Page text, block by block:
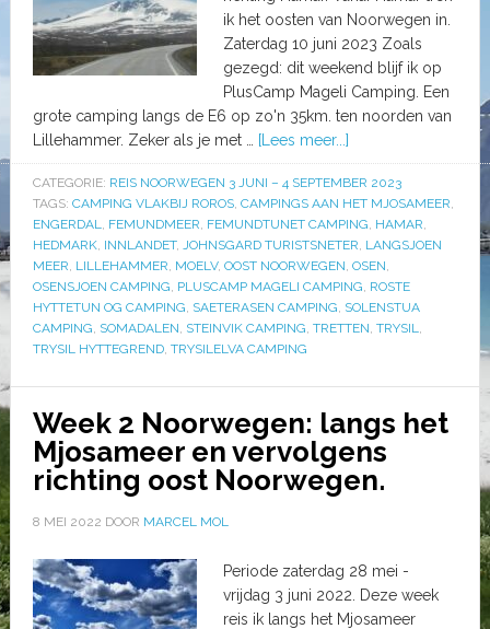
ik het oosten van Noorwegen in.
Zaterdag 10 juni 2023 Zoals
gezegd: dit weekend blijf ik op
PlusCamp Mageli Camping. Een
grote camping langs de E6 op zo'n 35km. ten noorden van
Lillehammer. Zeker als je met …
[Lees meer...]
CATEGORIE: REIS NOORWEGEN 3 JUNI – 4 SEPTEMBER 2023
TAGS: CAMPING VLAKBIJ ROROS, CAMPINGS AAN HET MJOSAMEER,
ENGERDAL, FEMUNDMEER, FEMUNDTUNET CAMPING, HAMAR,
HEDMARK, INNLANDET, JOHNSGARD TURISTSNETER, LANGSJOEN
MEER, LILLEHAMMER, MOELV, OOST NOORWEGEN, OSEN,
OSENSJOEN CAMPING, PLUSCAMP MAGELI CAMPING, ROSTE
HYTTETUN OG CAMPING, SAETERASEN CAMPING, SOLENSTUA
CAMPING, SOMADALEN, STEINVIK CAMPING, TRETTEN, TRYSIL,
TRYSIL HYTTEGREND, TRYSILELVA CAMPING
Week 2 Noorwegen: langs het
Mjosameer en vervolgens
richting oost Noorwegen.
8 MEI 2022 DOOR MARCEL MOL
Periode zaterdag 28 mei -
vrijdag 3 juni 2022. Deze week
reis ik langs het Mjosameer